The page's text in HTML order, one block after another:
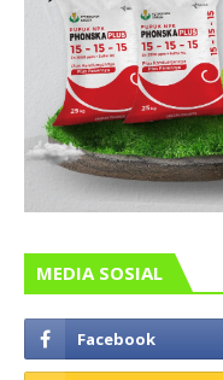
MEDIA SOSIAL